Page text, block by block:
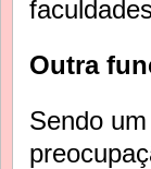
Outra
Sendo